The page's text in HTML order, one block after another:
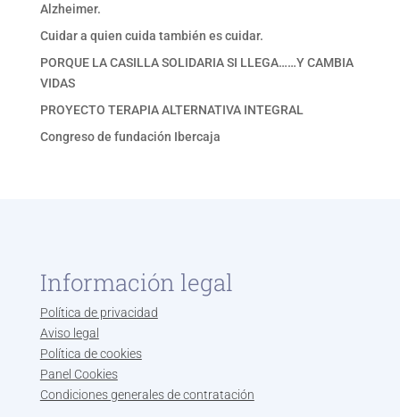
Alzheimer.
Cuidar a quien cuida también es cuidar.
PORQUE LA CASILLA SOLIDARIA SI LLEGA……Y CAMBIA
VIDAS
PROYECTO TERAPIA ALTERNATIVA INTEGRAL
Congreso de fundación Ibercaja
Información legal
Política de privacidad
Aviso legal
Política de cookies
Panel Cookies
Condiciones generales de contratación